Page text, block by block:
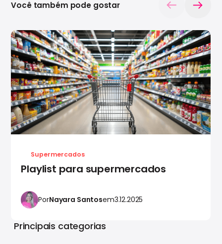
Supermercados
Playlist para supermercados
PorNayara Santosem3.12.2025
Você também pode gostar
Principais categorias